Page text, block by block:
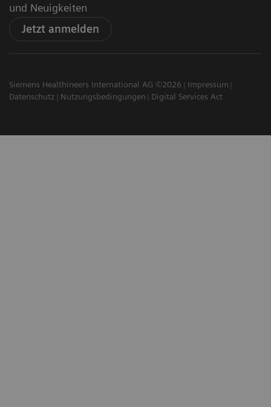
und Neuigkeiten
Jetzt anmelden
Siemens Healthineers International AG ©2026
Impressum
Datenschutz
Nutzungsbedingungen Digital Services Act